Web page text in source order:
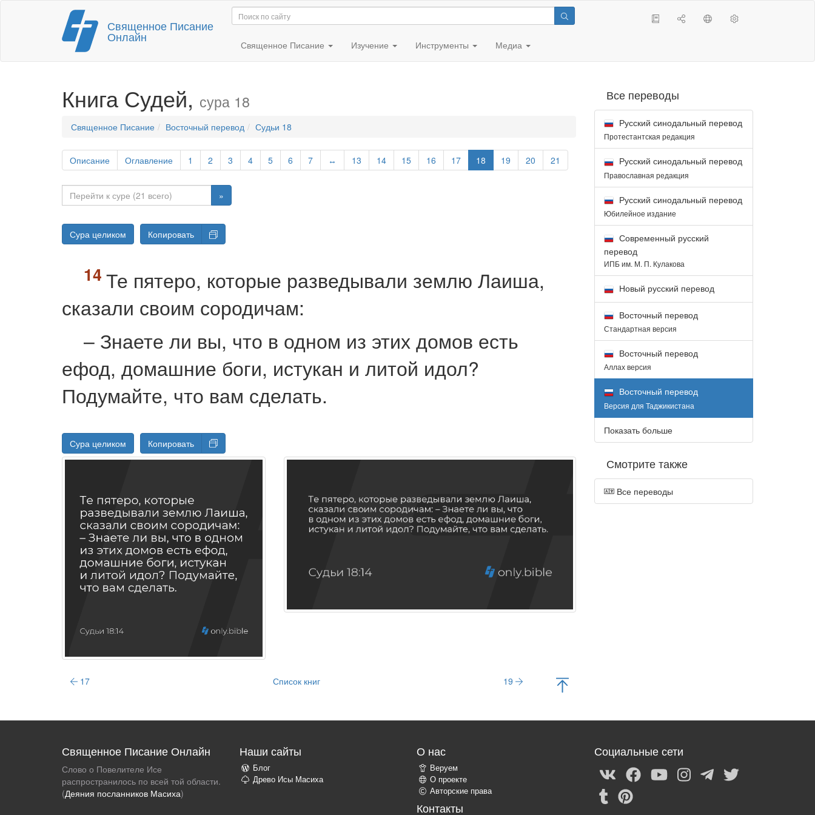
Перейти
к
содержимому
Священное Писание
Онлайн
Священное Писание Изучение Инструменты Медиа
Книга Судей, сура 18
Священное Писание Восточный перевод Судьи 18
Описание Оглавление 1 2 3 4 5 6 7 ↔ 13 14 15 16 17 18 19 20 21
»
Сура целиком Копировать
Те пятеро, которые разведывали землю Лаиша,
сказали своим сородичам:
– Знаете ли вы, что в одном из этих домов есть
ефод, домашние боги, истукан и литой идол?
Подумайте, что вам сделать.
Сура целиком Копировать
17 Список книг 19
Все переводы
Русский синодальный перевод
Протестантская редакция
Русский синодальный перевод
Православная редакция
Русский синодальный перевод
Юбилейное издание
Современный русский
перевод
ИПБ им. М. П. Кулакова
Новый русский перевод
Восточный перевод
Стандартная версия
Восточный перевод
Аллах версия
Восточный перевод
Версия для Таджикистана
Показать больше
Смотрите также
Все переводы
Священное Писание Онлайн
Слово о Повелителе Исе
распространилось по всей той области.
(Деяния посланников Масиха)
Наши сайты
Блог
Древо Исы Масиха
О нас
Веруем
О проекте
Авторские права
Контакты
Социальные сети